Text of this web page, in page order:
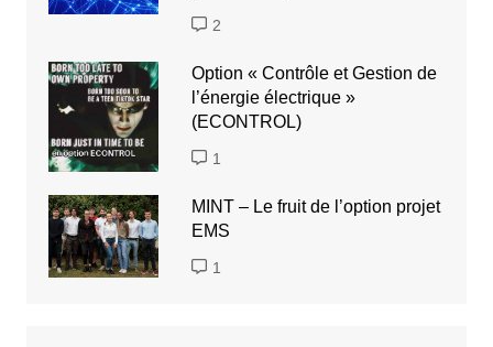
2
Option « Contrôle et Gestion de
l’énergie électrique »
(ECONTROL)
1
MINT – Le fruit de l’option projet
EMS
1